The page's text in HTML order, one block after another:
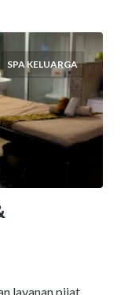
SPA KELUARGA
layanan pijat